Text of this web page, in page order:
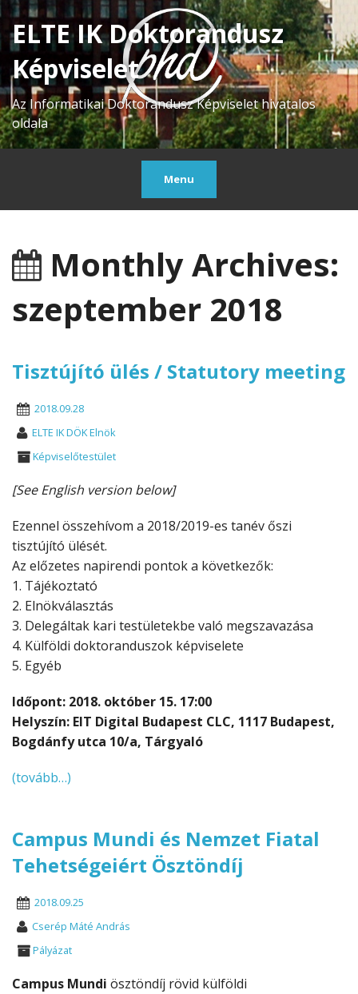
ELTE IK Doktorandusz
Képviselet
Az Informatikai Doktorandusz Képviselet hivatalos
oldala
Menu
Monthly Archives:
szeptember 2018
Tisztújító ülés / Statutory meeting
2018.09.28
ELTE IK DÖK Elnök
Képviselőtestület
[See English version below]
Ezennel összehívom a 2018/2019-es tanév őszi
tisztújító ülését.
Az előzetes napirendi pontok a következők:
1. Tájékoztató
2. Elnökválasztás
3. Delegáltak kari testületekbe való megszavazása
4. Külföldi doktoranduszok képviselete
5. Egyéb
Időpont: 2018. október 15. 17:00
Helyszín: EIT Digital Budapest CLC, 1117 Budapest,
Bogdánfy utca 10/a, Tárgyaló
(tovább…)
Campus Mundi és Nemzet Fiatal
Tehetségeiért Ösztöndíj
2018.09.25
Cserép Máté András
Pályázat
Campus Mundi ösztöndíj rövid külföldi